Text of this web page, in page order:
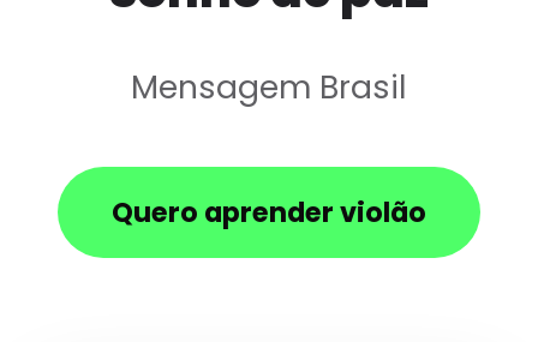
Mensagem Brasil
Quero aprender violão